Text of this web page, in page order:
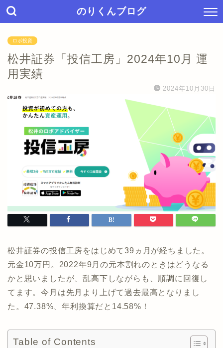
のりくんブログ
ロボ投資
松井証券「投信工房」2024年10月 運
用実績
2024年10月30日
松井証券の投信工房をはじめて39ヵ月が経ちました。
元金10万円。2022年9月の元本割れのときはどうなる
かと思いましたが、乱高下しながらも、順調に回復し
てます。今月は先月より上げて過去最高となりまし
た。47.38%、年利換算だと14.58%！
Table of Contents